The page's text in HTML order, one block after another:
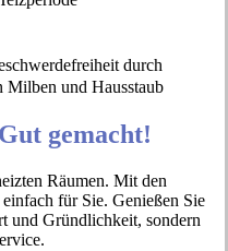
durch
Milben und Hausstaub
gemacht!
Räumen. Mit den
für Sie. Genießen Sie
und Gründlichkeit, sondern